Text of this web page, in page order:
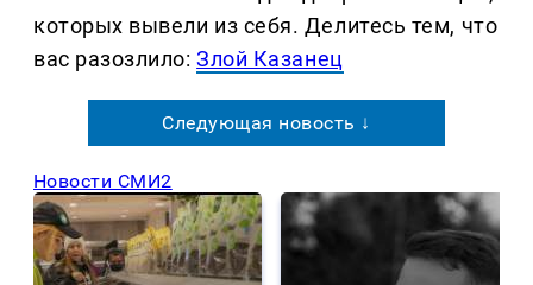
которых вывели из себя. Делитеcь тем, что
вас разозлило:Злой Казанец
Следующая новость ↓
Новости СМИ2